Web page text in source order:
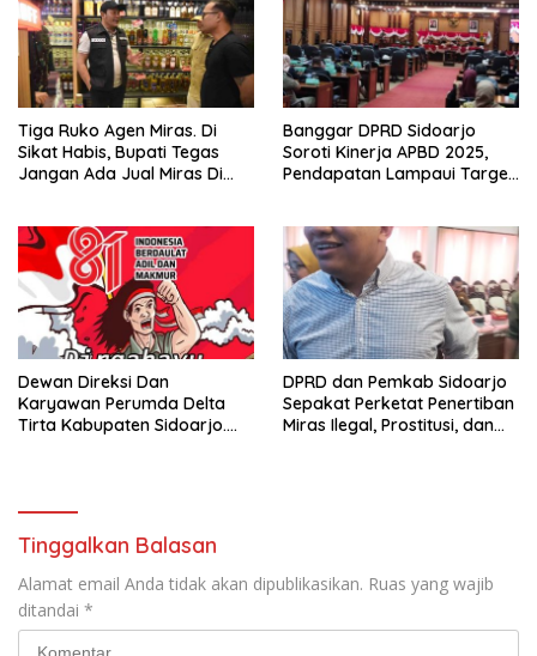
Tiga Ruko Agen Miras. Di
Sikat Habis, Bupati Tegas
Jangan Ada Jual Miras Di
Banggar DPRD Sidoarjo
Soroti Kinerja APBD 2025,
Pendapatan Lampaui Target
Dewan Direksi Dan
Karyawan Perumda Delta
Tirta Kabupaten Sidoarjo.
Agustus Tahun 2026
DPRD dan Pemkab Sidoarjo
Sepakat Perketat Penertiban
Miras Ilegal, Prostitusi, dan
Tinggalkan Balasan
Alamat email Anda tidak akan dipublikasikan. Ruas yang wajib
ditandai *